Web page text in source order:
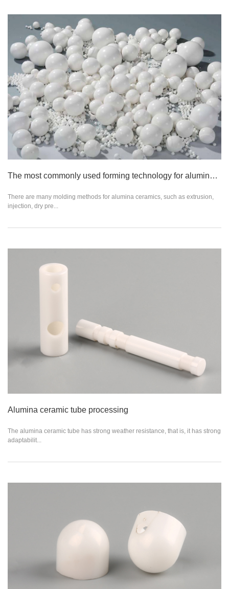
The most commonly used forming technology for alumina ceramics
There are many molding methods for alumina ceramics, such as extrusion,
injection, dry pre...
Alumina ceramic tube processing
The alumina ceramic tube has strong weather resistance, that is, it has strong
adaptabilit...